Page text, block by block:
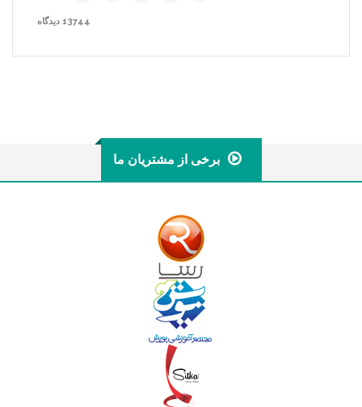
13744 دیدگاه
برخی از مشتریان ما